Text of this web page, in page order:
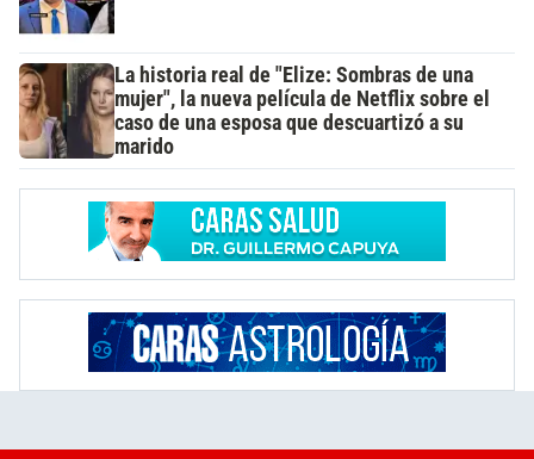
La historia real de "Elize: Sombras de una
mujer", la nueva película de Netflix sobre el
caso de una esposa que descuartizó a su
marido